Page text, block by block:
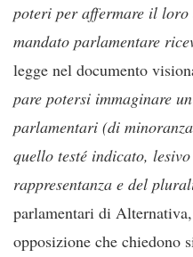
poteri per affermare il
mandato parlamentare
legge nel documento
pare potersi immaginare
parlamentari (di
quello testé indicato,
rappresentanza e del
parlamentari di
opposizione che chiedono